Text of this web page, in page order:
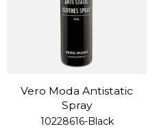
Vero Moda Antistatic
Spray
10228616-Black